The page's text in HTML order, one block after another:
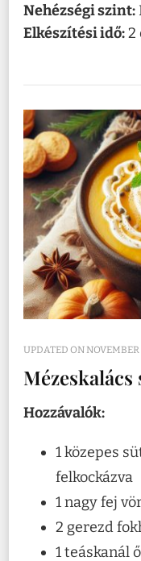
Nehézségi szint:
Elkészítési idő:2
UPDATED ON
Hozzávalók:
1 közepes
felkockázva
1 nagy fej
2 gerezd
1 teáskanál